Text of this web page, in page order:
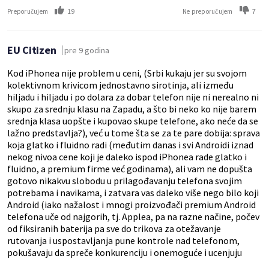
Preporučujem 19 Ne preporučujem 7
EU Citizen pre 9 godina
Kod iPhonea nije problem u ceni, (Srbi kukaju jer su svojom
kolektivnom krivicom jednostavno sirotinja, ali između
hiljadu i hiljadu i po dolara za dobar telefon nije ni nerealno ni
skupo za srednju klasu na Zapadu, a što bi neko ko nije barem
srednja klasa uopšte i kupovao skupe telefone, ako neće da se
lažno predstavlja?), već u tome šta se za te pare dobija: sprava
koja glatko i fluidno radi (međutim danas i svi Androidi iznad
nekog nivoa cene koji je daleko ispod iPhonea rade glatko i
fluidno, a premium firme već godinama), ali vam ne dopušta
gotovo nikakvu slobodu u prilagođavanju telefona svojim
potrebama i navikama, i zatvara vas daleko više nego bilo koji
Android (iako nažalost i mnogi proizvođači premium Android
telefona uče od najgorih, tj. Applea, pa na razne načine, počev
od fiksiranih baterija pa sve do trikova za otežavanje
rutovanja i uspostavljanja pune kontrole nad telefonom,
pokušavaju da spreče konkurenciju i onemoguće i ucenjuju